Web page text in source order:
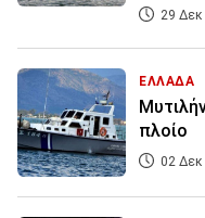
29
ΕΛΛΑΔΑ
πλοίο
02 Δεκ